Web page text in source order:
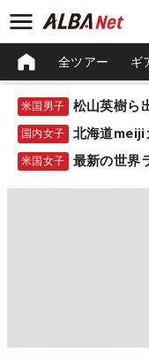
全ツアー ギ
米国男子
国内女子 北海道
米国女子 最新の世界